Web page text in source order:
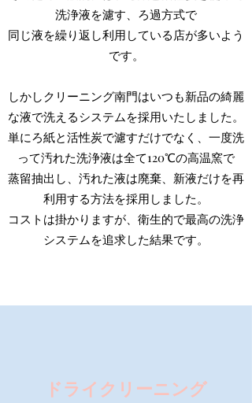
洗浄液を濾す、ろ過方式で
同じ液を繰り返し利用している店が多いよう
です。
しかしクリーニング南門はいつも新品の綺麗
な液で洗えるシステムを採用いたしました。
単にろ紙と活性炭で濾すだけでなく、一度洗
って汚れた洗浄液は全て120℃の高温窯で
蒸留抽出し、汚れた液は廃棄、新液だけを再
利用する方法を採用しました。
コストは掛かりますが、衛生的で最高の洗浄
システムを追求した結果です。
ドライクリーニング